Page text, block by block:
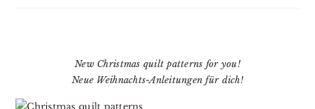
New Christmas quilt patterns for you!
Neue Weihnachts-Anleitungen für dich!